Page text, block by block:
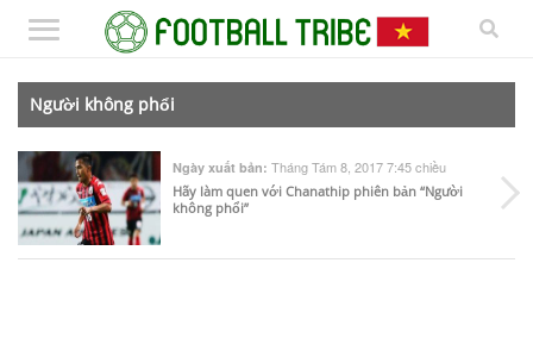
Người không phổi
Ngày xuất bản: Tháng Tám 8, 2017 7:45 chiều
Hãy làm quen với Chanathip phiên bản “Người
không phổi”